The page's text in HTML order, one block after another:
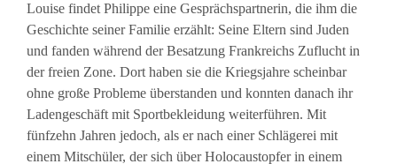
Louise findet Philippe eine Gesprächspartnerin, die ihm die
Geschichte seiner Familie erzählt: Seine Eltern sind Juden
und fanden während der Besatzung Frankreichs Zuflucht in
der freien Zone. Dort haben sie die Kriegsjahre scheinbar
ohne große Probleme überstanden und konnten danach ihr
Ladengeschäft mit Sportbekleidung weiterführen. Mit
fünfzehn Jahren jedoch, als er nach einer Schlägerei mit
einem Mitschüler, der sich über Holocaustopfer in einem